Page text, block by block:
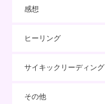
感想
ヒーリング
サイキックリーディング
その他